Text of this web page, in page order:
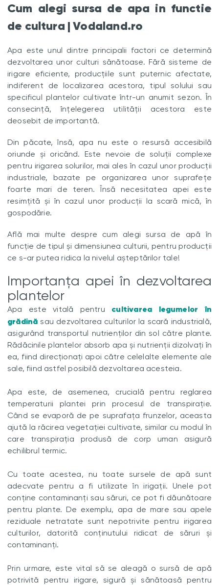
Cum alegi sursa de apa in functie
de cultura | Vodaland.ro
Apa este unul dintre principalii factori ce determină
dezvoltarea unor culturi sănătoase. Fără sisteme de
irigare eficiente, producțiile sunt puternic afectate,
indiferent de localizarea acestora, tipul solului sau
specificul plantelor cultivate într-un anumit sezon. În
consecință, înțelegerea utilității acestora este
deosebit de importantă.
Din păcate, însă, apa nu este o resursă accesibilă
oriunde și oricând. Este nevoie de soluții complexe
pentru irigarea solurilor, mai ales în cazul unor producții
industriale, bazate pe organizarea unor suprafețe
foarte mari de teren. Însă necesitatea apei este
resimțită și în cazul unor producții la scară mică, în
gospodărie.
Află mai multe despre cum alegi sursa de apă în
funcție de tipul și dimensiunea culturii, pentru producții
ce s-ar putea ridica la nivelul așteptărilor tale!
Importanța apei în dezvoltarea
plantelor
Apa este vitală pentru cultivarea legumelor în
grădină sau dezvoltarea culturilor la scară industrială,
asigurând transportul nutrienților din sol către plante.
Rădăcinile plantelor absorb apa și nutrienții dizolvați în
ea, fiind direcționați apoi către celelalte elemente ale
sale, fiind astfel posibilă dezvoltarea acesteia.
Apa este, de asemenea, crucială pentru reglarea
temperaturii plantei prin procesul de transpirație.
Când se evaporă de pe suprafața frunzelor, aceasta
ajută la răcirea vegetației cultivate, similar cu modul în
care transpirația produsă de corp uman asigură
echilibrul termic.
Cu toate acestea, nu toate sursele de apă sunt
adecvate pentru a fi utilizate în irigații. Unele pot
conține contaminanți sau săruri, ce pot fi dăunătoare
pentru plante. De exemplu, apa de mare sau apele
reziduale netratate sunt nepotrivite pentru irigarea
culturilor, datorită conținutului ridicat de săruri și
contaminanți.
Prin urmare, este vital să se aleagă o sursă de apă
potrivită pentru irigare, sigură și sănătoasă pentru